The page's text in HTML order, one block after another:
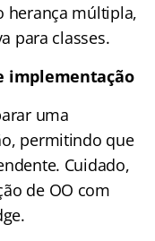
herança múltipla,
para classes.
implementação
uma
permitindo que
Cuidado,
de OO com